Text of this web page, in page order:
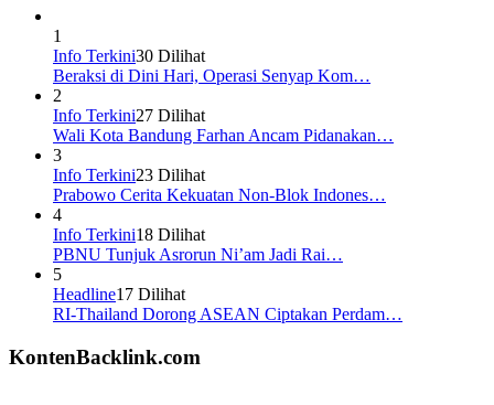
1
Info Terkini30 Dilihat
Beraksi di Dini Hari, Operasi Senyap Kom…
2
Info Terkini27 Dilihat
Wali Kota Bandung Farhan Ancam Pidanakan…
3
Info Terkini23 Dilihat
Prabowo Cerita Kekuatan Non-Blok Indones…
4
Info Terkini18 Dilihat
PBNU Tunjuk Asrorun Ni’am Jadi Rai…
5
Headline17 Dilihat
RI-Thailand Dorong ASEAN Ciptakan Perdam…
KontenBacklink.com